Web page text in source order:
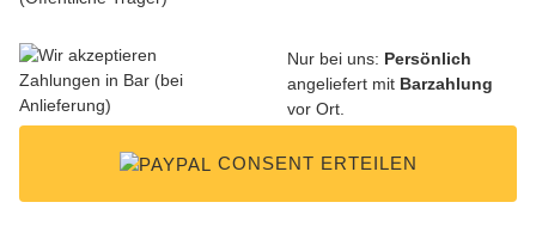
Nur bei uns: Persönlich
angeliefert mit Barzahlung
vor Ort.
CONSENT ERTEILEN